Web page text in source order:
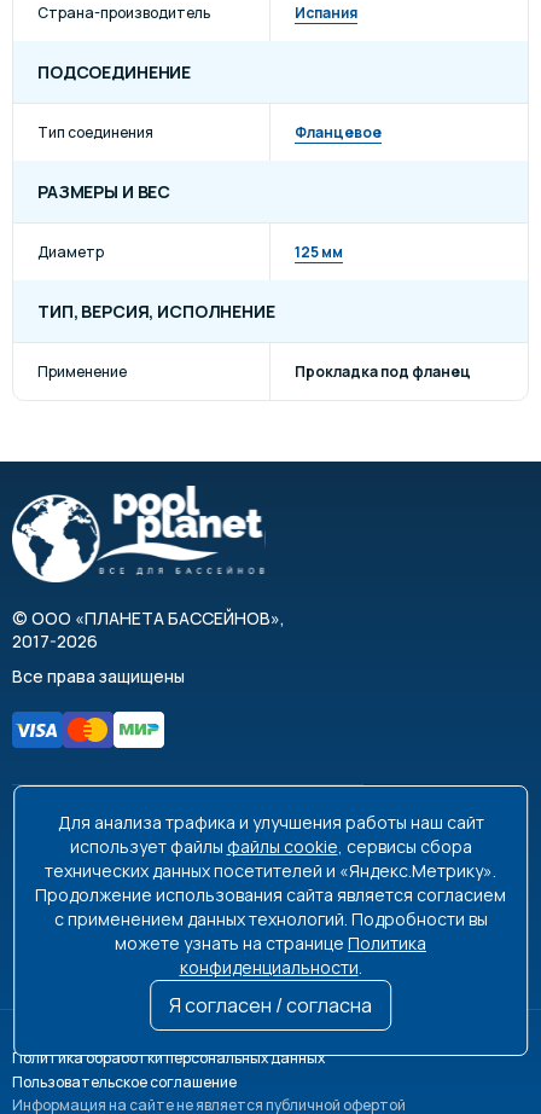
Страна-производитель Испания
ПОДСОЕДИНЕНИЕ
Тип соединения Фланцевое
РАЗМЕРЫ И ВЕС
Диаметр 125 мм
ТИП, ВЕРСИЯ, ИСПОЛНЕНИЕ
Применение Прокладка под фланец
© ООО «ПЛАНЕТА БАССЕЙНОВ»,
2017-2026
Все права защищены
8 495 663-99-48
8 800 350-99-08
info@poolplanet.ru
г. Москва, проспект Мира, д. 61
Пн-Пт 9:00-18:00 Сб-Вс выходной
Политика обработки персональных данных
Пользовательское соглашение
Информация на сайте не является публичной офертой
Для анализа трафика и улучшения работы наш сайт
использует файлы файлы cookie, сервисы сбора
технических данных посетителей и «Яндекс.Метрику».
Продолжение использования сайта является согласием
с применением данных технологий. Подробности вы
можете узнать на странице Политика
конфиденциальности.
Я согласен / согласна